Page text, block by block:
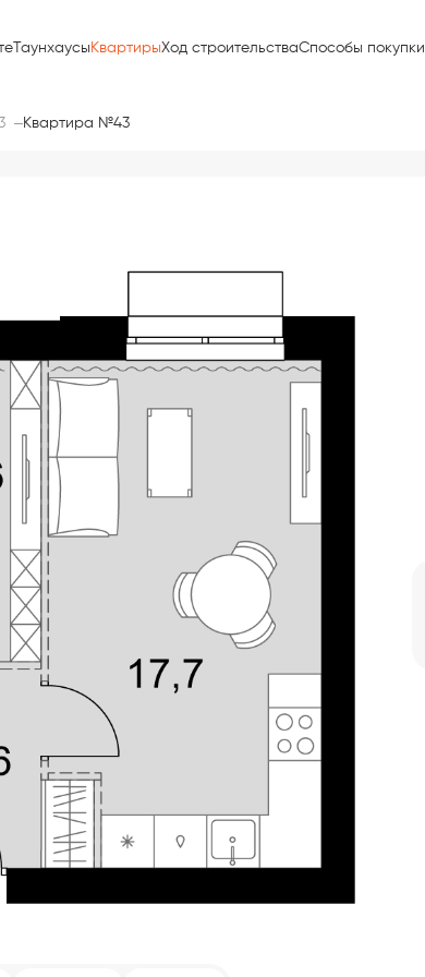
Таунхаусы КвартирыХод строительстваСпособы покупки
Квартира №43